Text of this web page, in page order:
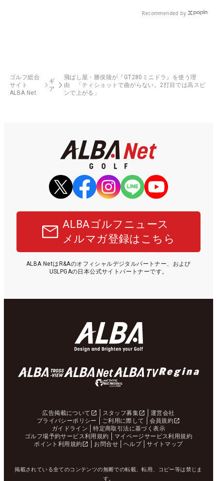
Recommended by
ゴルフ総合
サイト
ALBA Net
ギ
ア
飛ばし屋・勝俣陵が『GT280ミニドラ』を使う理
由 「ティショットで曲がらない。2打目では高スピ
ンで上がる」
ALBAゴルフニュース
メルマガ登録はこちら
ALBA NetはR&Aのオフィシャルデジタルパートナー、および
USLPGAの日本公式サイトパートナーです。
広告掲載について スタッフ募集
運営会社
プライバシーポリシー
ご利用に際して
会員規約
ガイドライン
特定商取引法に基づく表示
ゴルフ場予約サービス利用規約
マイページサービス利用規約
ポイント利用規約
お問合せ ヘルプ サイトマップ
掲載されている全てのコンテンツの無断での転載、転用、コピー等は禁じま
す。